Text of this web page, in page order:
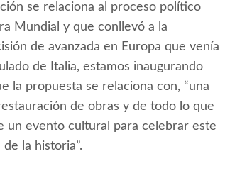
se relaciona al proceso político
Mundial y que conllevó a la
de avanzada en Europa que venía
de Italia, estamos inaugurando
la propuesta se relaciona con, “una
de obras y de todo lo que
un evento cultural para celebrar este
la historia”.